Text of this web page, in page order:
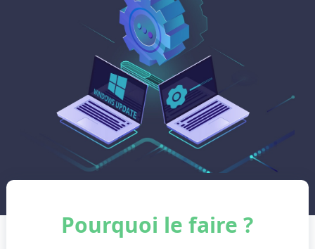
Pourquoi le faire ?